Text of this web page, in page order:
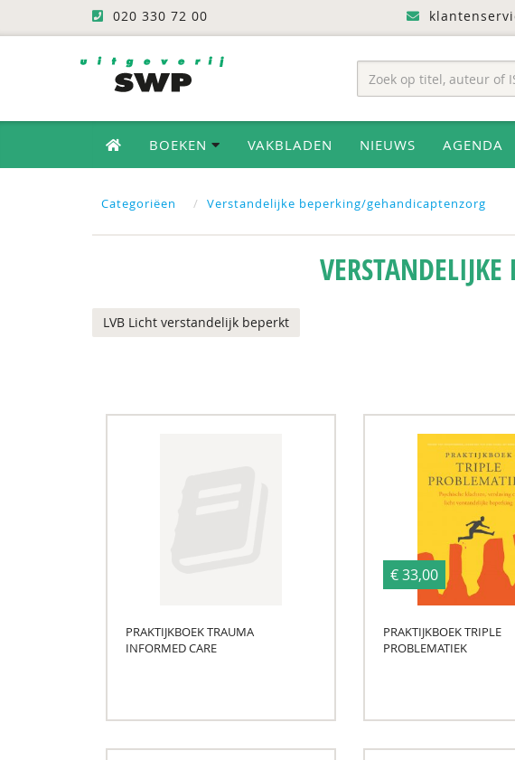
020 330 72 00
BOEKEN VAKBLADEN NIEUWS AGENDA
Categoriëen Verstandelijke beperking/gehandicaptenzorg
LVB Licht verstandelijk beperkt
PRAKTIJKBOEK TRAUMA
INFORMED CARE
€ 33,00
PRAKTIJKBOEK TRIPLE
PROBLEMATIEK